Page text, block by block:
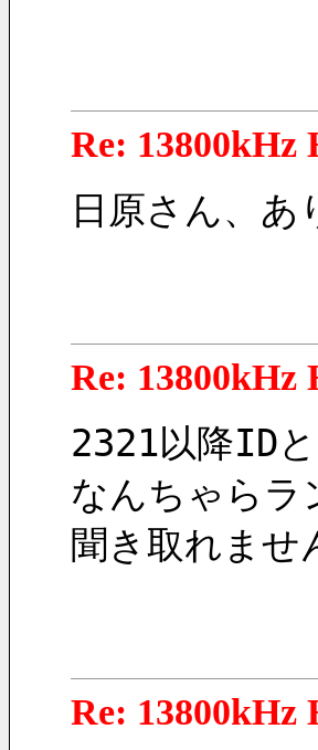
Re:
日原さん、
Re:
2321以降ID
なんちゃらラ
聞き取れませ
Re: